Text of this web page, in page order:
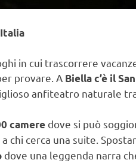
in cui trascorrere
provare. A Biella c’è il
anfiteatro naturale
camere dove si può
a chi cerca una suite.
dove una leggenda narra